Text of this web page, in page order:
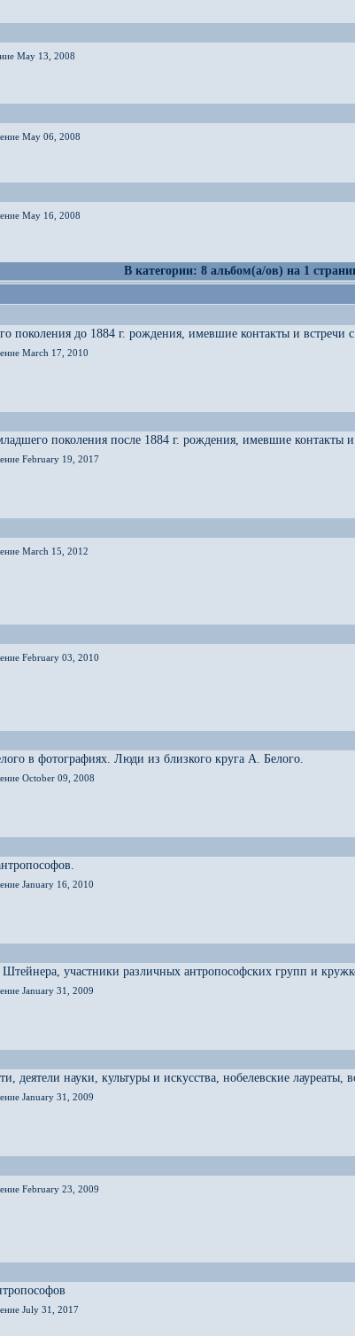
May 13, 2008
May 06, 2008
May 16, 2008
В категории: 8 альбом(а/ов) на 1
поколения до 1884 г. рождения, имевшие контакты и встречи
March 17, 2010
поколения после 1884 г. рождения, имевшие контакты
February 19, 2017
March 15, 2012
February 03, 2010
в фотографиях. Люди из близкого круга А. Белого.
October 09, 2008
January 16, 2010
участники различных антропософских групп и
January 31, 2009
деятели науки, культуры и искусства, нобелевские
January 31, 2009
February 23, 2009
July 31, 2017